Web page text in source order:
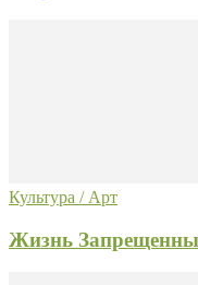
Культура / Арт
Жизнь